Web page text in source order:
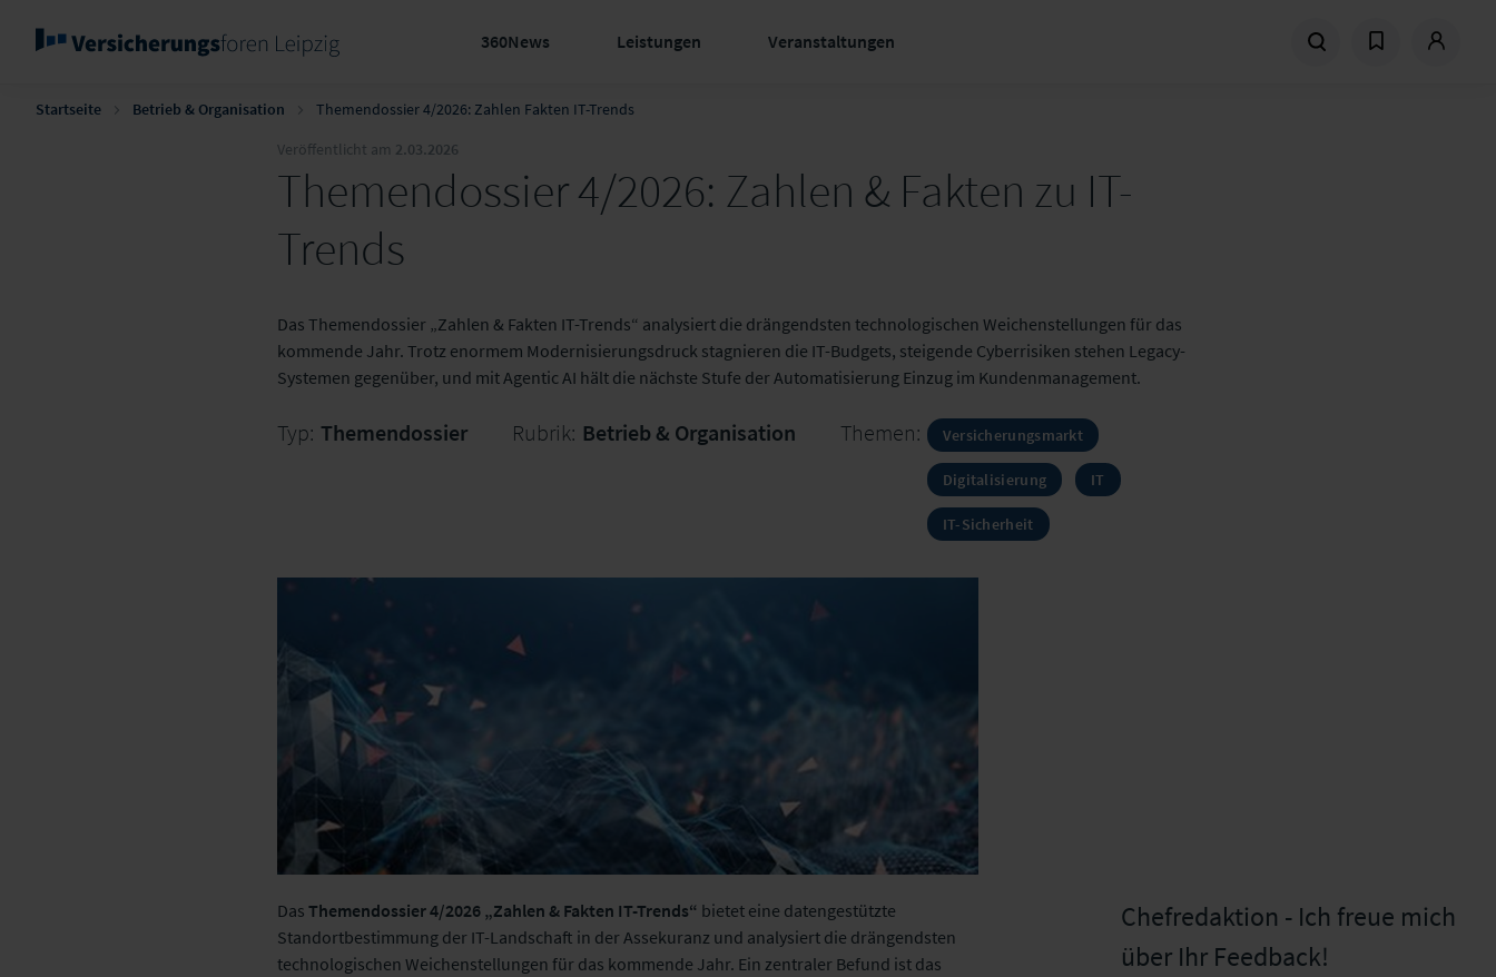
360News Leistungen Veranstaltungen
Startseite Betrieb & Organisation
Themendossier 4/2026: Zahlen Fakten IT-Trends
Veröffentlicht am 2.03.2026
Themendossier 4/2026: Zahlen & Fakten zu IT-
Trends
Das Themendossier „Zahlen & Fakten IT-Trends“ analysiert die drängendsten technologischen Weichenstellungen für das
kommende Jahr. Trotz enormem Modernisierungsdruck stagnieren die IT-Budgets, steigende Cyberrisiken stehen Legacy-
Systemen gegenüber, und mit Agentic AI hält die nächste Stufe der Automatisierung Einzug im Kundenmanagement.
Typ: Themendossier Rubrik: Betrieb & Organisation Themen: Versicherungsmarkt
Digitalisierung IT
IT-Sicherheit
Das Themendossier 4/2026 „Zahlen & Fakten IT-Trends“ bietet eine datengestützte
Standortbestimmung der IT-Landschaft in der Assekuranz und analysiert die drängendsten
technologischen Weichenstellungen für das kommende Jahr. Ein zentraler Befund ist das
Chefredaktion - Ich freue mich
über Ihr Feedback!